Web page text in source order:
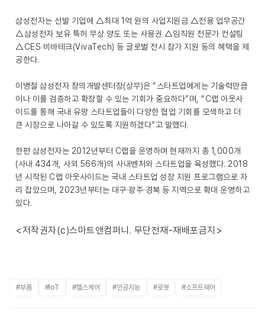
삼성전자는 선발 기업에 △최대 1억 원의 사업지원금 △전용 업무공간
△삼성전자 보유 특허 무상 양도 또는 사용권 △임직원 전문가 컨설팅
△CES·비바테크(VivaTech) 등 글로벌 전시 참가 지원 등의 혜택을 제
공한다.
이병철 삼성전자 창의개발센터장(상무)은 “스타트업에게는 기술력만큼
이나 이를 검증하고 확장할 수 있는 기회가 중요하다”며, “C랩 아웃사
이드를 통해 국내 유망 스타트업들이 다양한 협업 기회를 모색하고 더
큰 시장으로 나아갈 수 있도록 지원하겠다”고 말했다.
한편 삼성전자는 2012년부터 C랩을 운영하며 현재까지 총 1,000개
(사내 434개, 사외 566개)의 사내벤처와 스타트업을 육성했다. 2018
년 시작된 C랩 아웃사이드는 국내 스타트업 성장 지원 프로그램으로 자
리 잡았으며, 2023년부터는 대구·광주·경북 등 지역으로 확대 운영하고
있다.
<저작권자(c)스마트앤컴퍼니. 무단전재-재배포금지>
#부품 #IoT #헬스케어 #인공지능 #로봇 #소프트웨어